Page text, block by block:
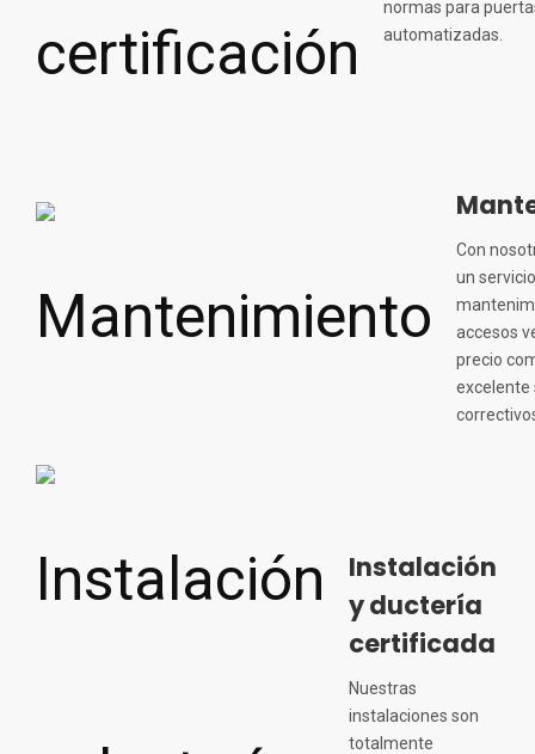
normas para
automatizadas.
Con
un
accesos
precio
excelente
Instalación
y ductería
certificada
Nuestras
instalaciones son
totalmente